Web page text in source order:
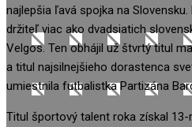
najlepšia ľavá spojka na
držiteľ viac ako dvadsiatich
Velgos. Ten obhájil už štvrtý titul
a titul najsilnejšieho dorastenca
umiestnila futbalistka Partizána
Titul športový talent roka získal